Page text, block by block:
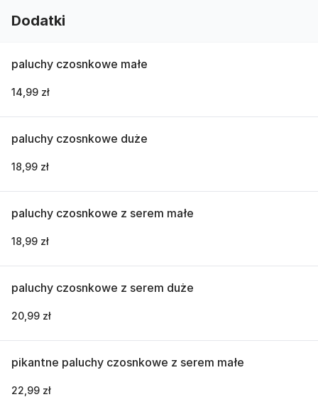
Dodatki
paluchy czosnkowe małe
14,99 zł
paluchy czosnkowe duże
18,99 zł
paluchy czosnkowe z serem małe
18,99 zł
paluchy czosnkowe z serem duże
20,99 zł
pikantne paluchy czosnkowe z serem małe
22,99 zł